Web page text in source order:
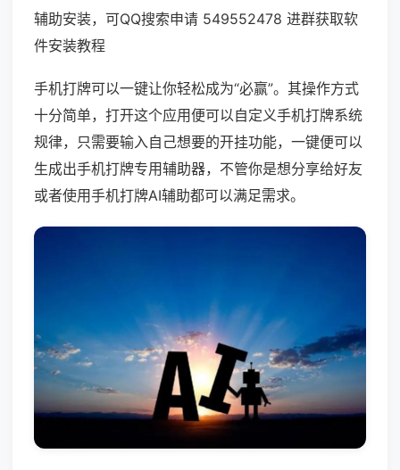
辅助安装，可QQ搜索申请 549552478 进群获取软
件安装教程
手机打牌可以一键让你轻松成为“必赢”。其操作方式
十分简单，打开这个应用便可以自定义手机打牌系统
规律，只需要输入自己想要的开挂功能，一键便可以
生成出手机打牌专用辅助器，不管你是想分享给好友
或者使用手机打牌AI辅助都可以满足需求。